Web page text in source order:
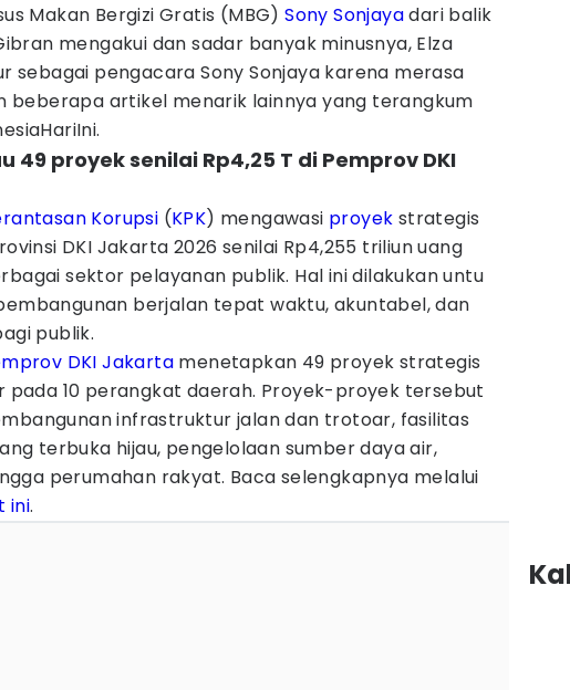
Makan Bergizi Gratis (MBG)Sony Sonjayadari balik
mengakui dan sadar banyak minusnya, Elza
sebagai pengacara Sony Sonjaya karena merasa
beberapa artikel menarik lainnya yang terangkum
49 proyek senilai Rp4,25 T di Pemprov DKI
Korupsi (KPK) mengawasi proyek strategis
DKI Jakarta 2026 senilai Rp4,255 triliun uang
sektor pelayanan publik. Hal ini dilakukan untu
berjalan tepat waktu, akuntabel, dan
publik.
DKI Jakarta menetapkan 49 proyek strategis
pada 10 perangkat daerah. Proyek-proyek tersebut
infrastruktur jalan dan trotoar, fasilitas
terbuka hijau, pengelolaan sumber daya air,
perumahan rakyat. Baca selengkapnya melalui
ini.